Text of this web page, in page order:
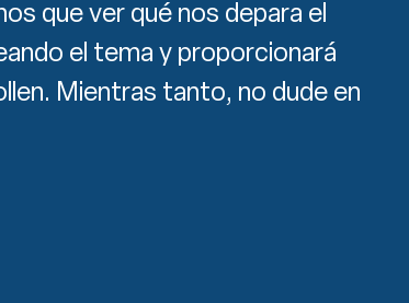
que ver qué nos depara el
el tema y proporcionará
Mientras tanto, no dude en